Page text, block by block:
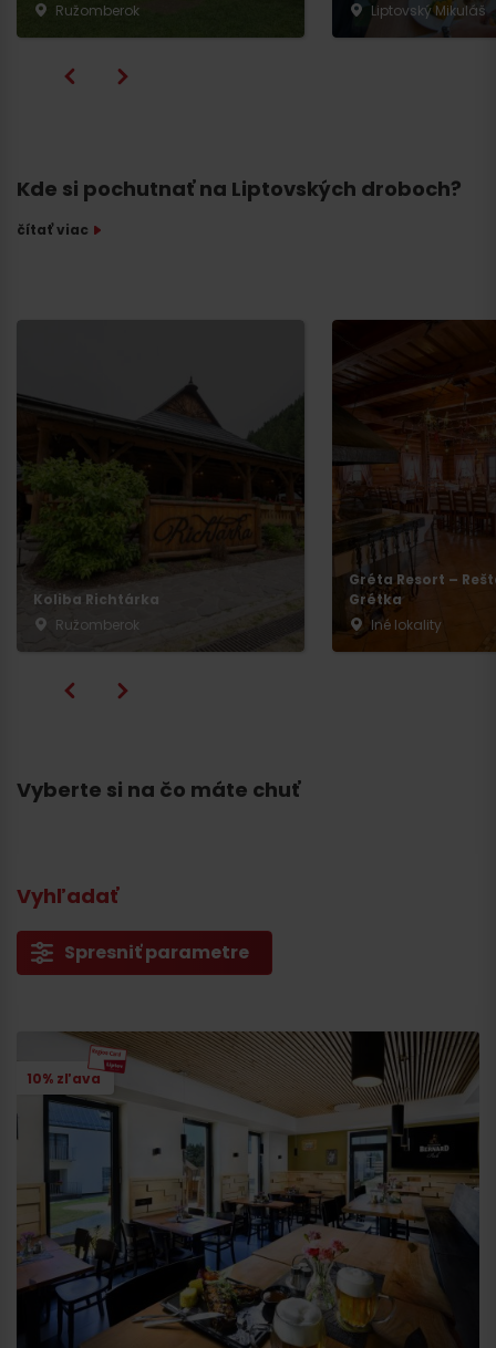
Ružomberok
Liptovský Mikuláš
Kde si pochutnať na Liptovských droboch?
čítať viac
Koliba Richtárka
Ružomberok
Gréta Resort –
Grétka
Iné lokality
Vyberte si na čo máte chuť
Vyhľadať
Spresniť parametre
10% zľava